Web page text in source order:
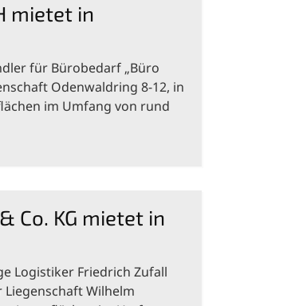
mietet in
für Bürobedarf „Büro
Odenwaldring 8-12, in
im Umfang von rund
Co. KG mietet in
Logistiker Friedrich Zufall
Liegenschaft Wilhelm